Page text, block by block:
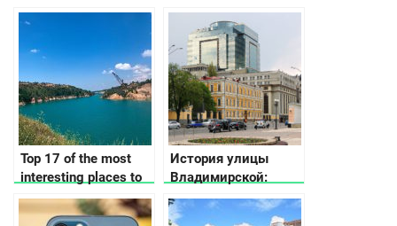
дізнаєтесь з
путівників
потрібно знати
Top 17 of the most
interesting places to
visit in Kirovohrad
region.
История улицы
Владимирской:
места интересные
факты